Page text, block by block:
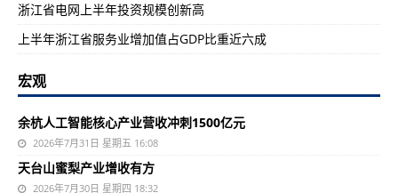
浙江省电网上半年投资规模创新高
上半年浙江省服务业增加值占GDP比重近六成
宏观
余杭人工智能核心产业营收冲刺1500亿元
2026年7月31日 星期五 16:08
天台山蜜梨产业增收有方
2026年7月30日 星期四 18:32